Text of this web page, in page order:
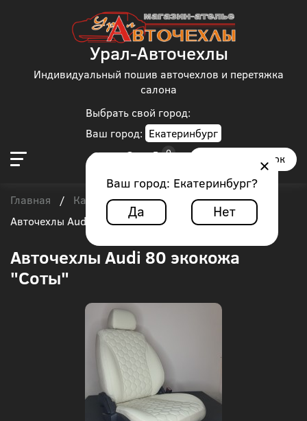
Выбрать свой город:
Ваш город: Екатеринбург
Ваш город: Екатеринбург?
Да Нет
Урал-Авточехлы
Индивидуальный пошив авточехлов и перетяжка
салона
Заказать звонок
Главная / Каталог чехлов / Audi / Audi 80
Авточехлы Audi 80 экокожа "Соты"
Авточехлы Audi 80 экокожа
"Соты"